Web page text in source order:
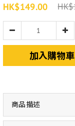
HK$149.00
加入購物車
商品描述